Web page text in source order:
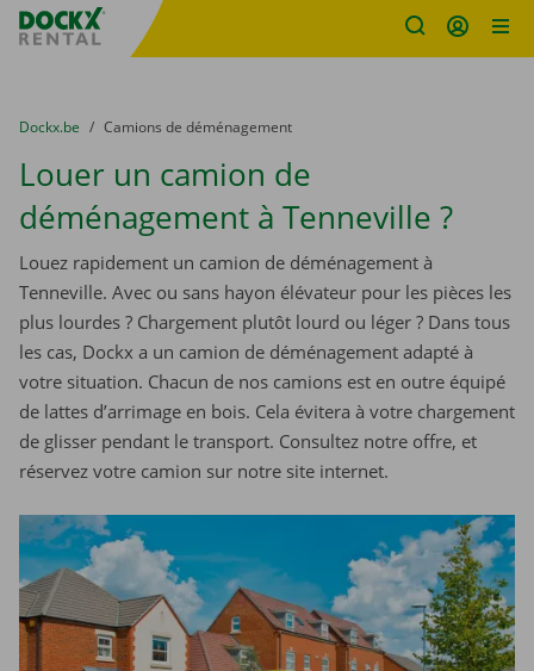
sitename
You are here:
du
Dockx.be to
Camions de déménagement
Louer un camion de
déménagement à Tenneville ?
Louez rapidement un camion de déménagement à
Tenneville. Avec ou sans hayon élévateur pour les pièces les
plus lourdes ? Chargement plutôt lourd ou léger ? Dans tous
les cas, Dockx a un camion de déménagement adapté à
votre situation. Chacun de nos camions est en outre équipé
de lattes d’arrimage en bois. Cela évitera à votre chargement
de glisser pendant le transport. Consultez notre offre, et
réservez votre camion sur notre site internet.